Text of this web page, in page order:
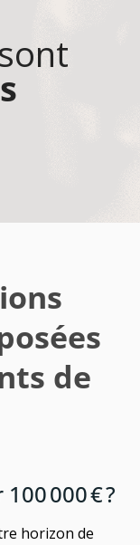
de
000 € ?
horizon de